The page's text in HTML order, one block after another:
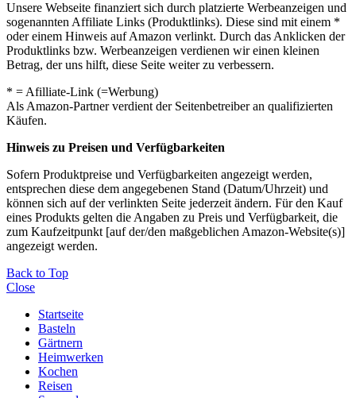
Unsere Webseite finanziert sich durch platzierte Werbeanzeigen und
sogenannten Affiliate Links (Produktlinks). Diese sind mit einem *
oder einem Hinweis auf Amazon verlinkt. Durch das Anklicken der
Produktlinks bzw. Werbeanzeigen verdienen wir einen kleinen
Betrag, der uns hilft, diese Seite weiter zu verbessern.
* = Afilliate-Link (=Werbung)
Als Amazon-Partner verdient der Seitenbetreiber an qualifizierten
Käufen.
Hinweis zu Preisen und Verfügbarkeiten
Sofern Produktpreise und Verfügbarkeiten angezeigt werden,
entsprechen diese dem angegebenen Stand (Datum/Uhrzeit) und
können sich auf der verlinkten Seite jederzeit ändern. Für den Kauf
eines Produkts gelten die Angaben zu Preis und Verfügbarkeit, die
zum Kaufzeitpunkt [auf der/den maßgeblichen Amazon-Website(s)]
angezeigt werden.
Back to Top
Close
Startseite
Basteln
Gärtnern
Heimwerken
Kochen
Reisen